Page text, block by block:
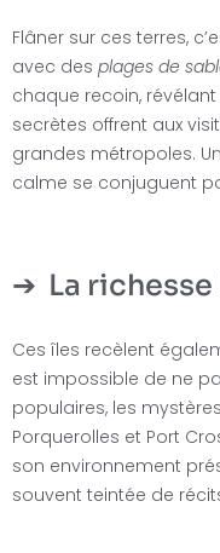
Flâner sur ces terres,
avec des plages de
chaque recoin, révélant
secrètes offrent aux
grandes métropoles.
calme se conjuguent
La
Ces îles recèlent
est impossible de ne
populaires, les
Porquerolles et Port
son environnement
souvent teintée de